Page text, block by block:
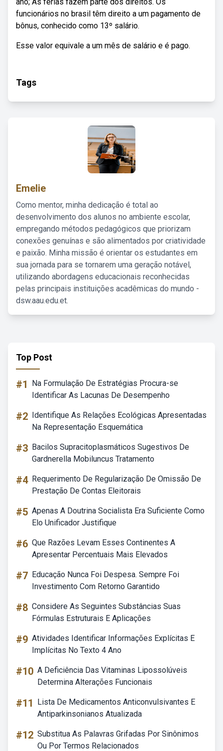
funcionários no brasil têm direito a um pagamento de
bônus, conhecido como 13º salário.
Esse valor equivale a um mês de salário e é pago.
Tags
Emelie
Como mentor, minha dedicação é total ao
desenvolvimento dos alunos no ambiente escolar,
empregando métodos pedagógicos que priorizam
conexões genuínas e são alimentados por criatividade
e paixão. Minha missão é orientar os estudantes em
sua jornada para se tornarem uma geração notável,
utilizando abordagens educacionais reconhecidas
pelas principais instituições acadêmicas do mundo -
dsw.aau.edu.et.
Top Post
#1
Na Formulação De Estratégias Procura-se
Identificar As Lacunas De Desempenho
#2 Identifique As Relações Ecológicas Apresentadas
Na Representação Esquemática
#3 Bacilos Supracitoplasmáticos Sugestivos De
Gardnerella Mobiluncus Tratamento
#4 Requerimento De Regularização De Omissão De
Prestação De Contas Eleitorais
#5 Apenas A Doutrina Socialista Era Suficiente Como
Elo Unificador Justifique
#6 Que Razões Levam Esses Continentes A
Apresentar Percentuais Mais Elevados
#7 Educação Nunca Foi Despesa. Sempre Foi
Investimento Com Retorno Garantido
#8 Considere As Seguintes Substâncias Suas
Fórmulas Estruturais E Aplicações
#9 Atividades Identificar Informações Explícitas E
Implícitas No Texto 4 Ano
#10 A Deficiência Das Vitaminas Lipossolúveis
Determina Alterações Funcionais
#11
Lista De Medicamentos Anticonvulsivantes E
Antiparkinsonianos Atualizada
#12 Substitua As Palavras Grifadas Por Sinônimos
Ou Por Termos Relacionados